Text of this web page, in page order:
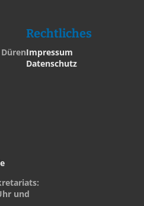
Rechtliches
Impressum
Datenschutz
und